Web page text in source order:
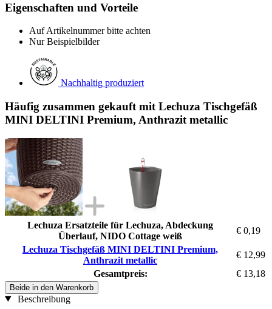
Eigenschaften und Vorteile
Auf Artikelnummer bitte achten
Nur Beispielbilder
Nachhaltig produziert
Häufig zusammen gekauft mit Lechuza Tischgefäß
MINI DELTINI Premium, Anthrazit metallic
Lechuza Ersatzteile für Lechuza, Abdeckung
Überlauf, NIDO Cottage weiß
€ 0,19
Lechuza Tischgefäß MINI DELTINI Premium,
Anthrazit metallic
€ 12,99
Gesamtpreis:
€ 13,18
Beide in den Warenkorb
Beschreibung